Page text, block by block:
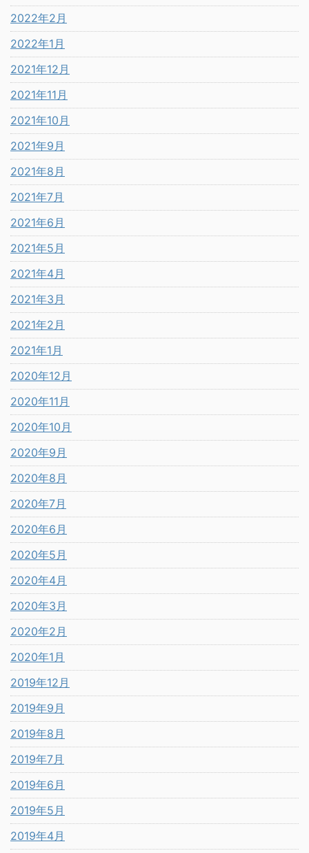
2022年2月
2022年1月
2021年12月
2021年11月
2021年10月
2021年9月
2021年8月
2021年7月
2021年6月
2021年5月
2021年4月
2021年3月
2021年2月
2021年1月
2020年12月
2020年11月
2020年10月
2020年9月
2020年8月
2020年7月
2020年6月
2020年5月
2020年4月
2020年3月
2020年2月
2020年1月
2019年12月
2019年9月
2019年8月
2019年7月
2019年6月
2019年5月
2019年4月